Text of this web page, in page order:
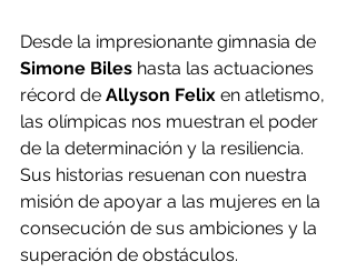
Desde la impresionante gimnasia de
Simone Biles hasta las actuaciones
récord de Allyson Felix en atletismo,
las olímpicas nos muestran el poder
de la determinación y la resiliencia.
Sus historias resuenan con nuestra
misión de apoyar a las mujeres en la
consecución de sus ambiciones y la
superación de obstáculos.